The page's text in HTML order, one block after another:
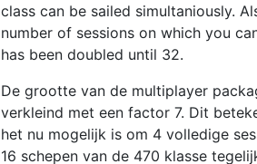
class can be sailed simultaniously.
number of sessions on which you
has been doubled until 32.
De grootte van de multiplayer
verkleind met een factor 7. Dit
het nu mogelijk is om 4 volledige
16 schepen van de 470 klasse